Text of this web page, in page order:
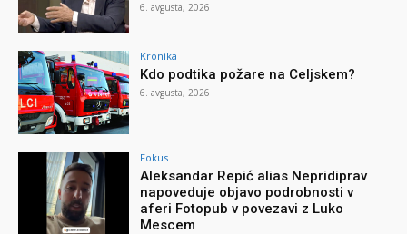
6. avgusta, 2026
Kronika
Kdo podtika požare na Celjskem?
6. avgusta, 2026
Fokus
Aleksandar Repić alias Nepridiprav
napoveduje objavo podrobnosti v
aferi Fotopub v povezavi z Luko
Mescem